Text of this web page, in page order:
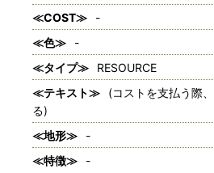
≪COST≫
-
≪色≫
-
≪タイプ≫
RESOURCE
≪テキスト≫
(コストを支払う際
る)
≪地形≫
-
≪特徴≫
-